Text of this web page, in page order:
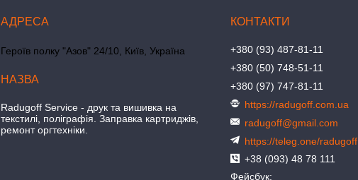
Героїв полку "Азов" 24/10, Київ, Україна
Radugoff Service - друк та вишивка на
текстилі, поліграфія. Заправка картриджів,
ремонт оргтехніки.
+380 (93) 487-81-11
+380 (50) 748-51-11
+380 (97) 747-81-11
https://radugoff.com.ua
radugoff@gmail.com
https://teleg.one/radugoff
+38 (093) 48 78 111
Фейсбук